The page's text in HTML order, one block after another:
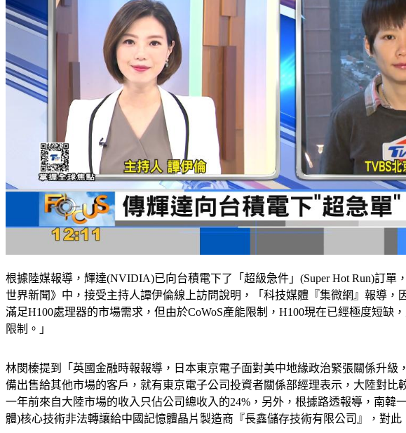
根據陸媒報導，輝達(NVIDIA)已向台積電下了「超級急件」(Super Hot Run)訂
世界新聞》中，接受主持人譚伊倫線上訪問說明，「科技媒體『集微網』報導
滿足H100處理器的市場需求，但由於CoWoS產能限制，H100現在已經極度短缺
限制。」
林閔榛提到「英國金融時報報導，日本東京電子面對美中地緣政治緊張關係升
備出售給其他市場的客戶，就有東京電子公司投資者關係部經理表示，大陸對
一年前來自大陸市場的收入只佔公司總收入的24%，另外，根據路透報導，南
體)核心技術非法轉讓給中國記憶體晶片製造商『長鑫儲存技術有限公司』，對